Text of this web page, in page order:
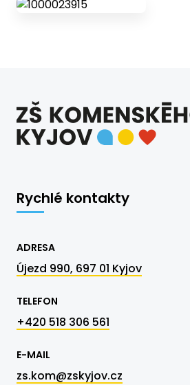
Rychlé kontakty
ADRESA
Újezd 990, 697 01 Kyjov
TELEFON
+420 518 306 561
E-MAIL
zs.kom@zskyjov.cz